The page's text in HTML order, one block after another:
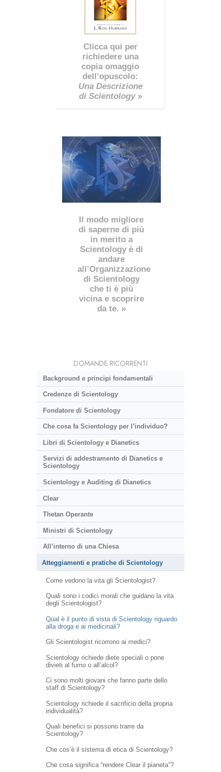
Clicca qui per
richiedere una
copia omaggio
dell’opuscolo:
Una Descrizione
di Scientology»
Il modo migliore
di saperne di più
in merito a
Scientology è di
andare
all’Organizzazione
di Scientology
che ti è più
vicina e scoprire
da te. »
DOMANDE RICORRENTI
Background e principi fondamentali
Credenze di Scientology
Fondatore di Scientology
Che cosa fa Scientology per l’individuo?
Libri di Scientology e Dianetics
Servizi di addestramento di Dianetics e
Scientology
Scientology e Auditing di Dianetics
Clear
Thetan Operante
Ministri di Scientology
All’interno di una Chiesa
Atteggiamenti e pratiche di Scientology
Come vedono la vita gli Scientologist?
Quali sono i codici morali che guidano la vita
degli Scientologist?
Qual è il punto di vista di Scientology riguardo
alla droga e ai medicinali?
Gli Scientologist ricorrono ai medici?
Scientology richiede diete speciali o pone
divieti al fumo o all’alcol?
Ci sono molti giovani che fanno parte dello
staff di Scientology?
Scientology richiede il sacrificio della propria
individualità?
Quali benefici si possono trarre da
Scientology?
Che cos’è il sistema di etica di Scientology?
Che cosa significa “rendere Clear il pianeta”?